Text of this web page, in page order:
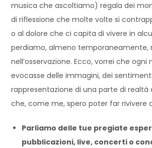
musica che ascoltiamo) regala dei
di riflessione che molte volte si
o al dolore che ci capita di vivere in
perdiamo, almeno temporaneamente,
nell’osservazione. Ecco, vorrei che ogni
evocasse delle immagini, dei
rappresentazione di una parte di realtà
che, come me, spero poter far rivivere
Parliamo delle tue pregiate
pubblicazioni, live, concerti o